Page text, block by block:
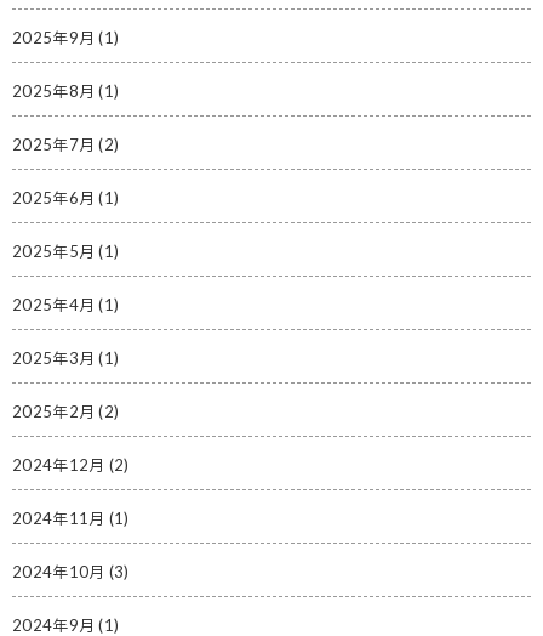
2025年9月 (1)
2025年8月 (1)
2025年7月 (2)
2025年6月 (1)
2025年5月 (1)
2025年4月 (1)
2025年3月 (1)
2025年2月 (2)
2024年12月 (2)
2024年11月 (1)
2024年10月 (3)
2024年9月 (1)